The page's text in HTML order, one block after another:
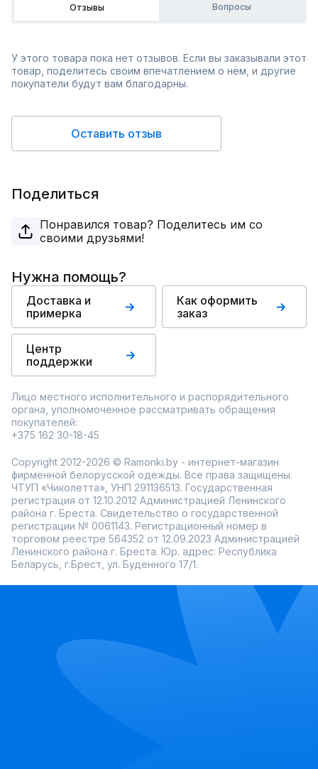
Отзывы Вопросы
У этого товара пока нет отзывов. Если вы заказывали этот
товар, поделитесь своим впечатлением о нём, и другие
покупатели будут вам благодарны.
Оставить отзыв
Поделиться
Понравился товар? Поделитесь им со
своими друзьями!
Нужна помощь?
Доставка и
примерка
Как оформить
заказ
Центр
поддержки
Лицо местного исполнительного и распорядительного
органа, уполномоченное рассматривать обращения
покупателей:
+375 162 30-18-45
Copyright 2012-2026 © Ramonki.by - интернет-магазин
фирменной белорусской одежды. Все права защищены.
ЧТУП «Чиколетта», УНП 291136513. Государственная
регистрация от 12.10.2012 Администрацией Ленинского
района г. Бреста. Свидетельство о государственной
регистрации № 0061143. Регистрационный номер в
торговом реестре 564352 от 12.09.2023 Администрацией
Ленинского района г. Бреста. Юр. адрес: Республика
Беларусь, г.Брест, ул. Буденного 17/1.